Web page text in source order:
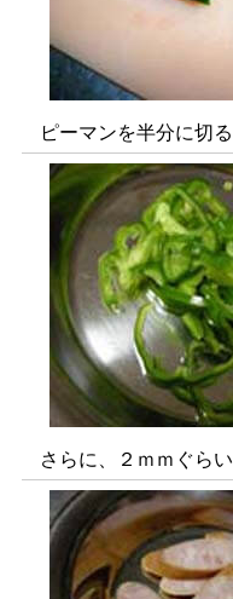
ピーマンを半分に切る
さらに、２ｍｍぐら